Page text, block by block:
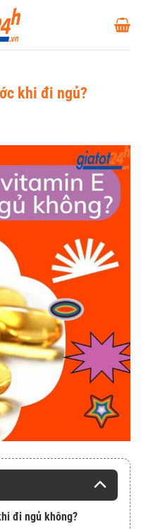
khi đi ngủ?
đi ngủ không?